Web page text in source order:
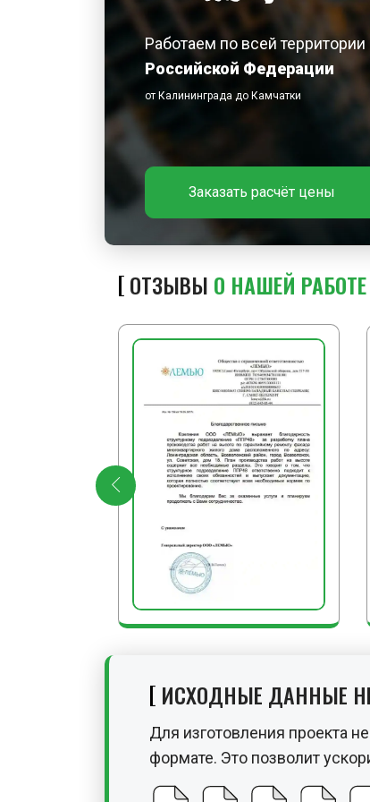
Работаем по всей территории
Российской Федерации
от Калининграда до Камчатки
Заказать расчёт цены
ОТЗЫВЫ О НАШЕЙ РАБОТЕ
ИСХОДНЫЕ ДАННЫЕ
Для изготовления проекта
формате. Это позволит